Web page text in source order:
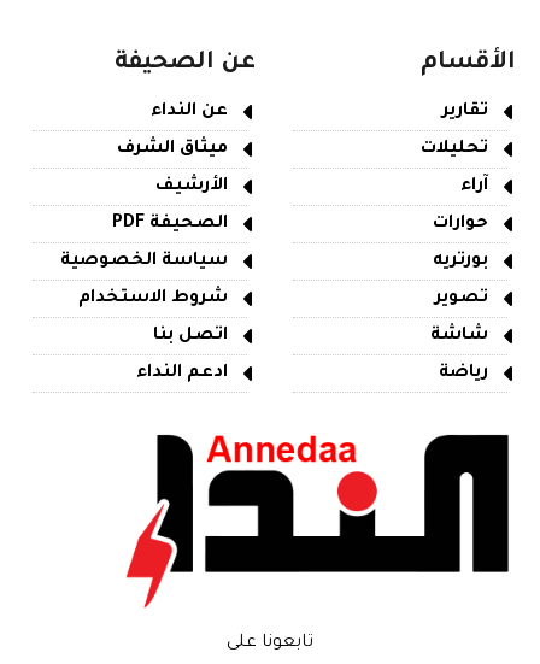
الأقسام
تقارير
تحليلات
آراء
حوارات
بورتريه
تصوير
شاشة
رياضة
عن الصحيفة
عن النداء
ميثاق الشرف
الأرشيف
الصحيفة PDF
سياسة الخصوصية
شروط الاستخدام
اتصل بنا
ادعم النداء
تابعونا على